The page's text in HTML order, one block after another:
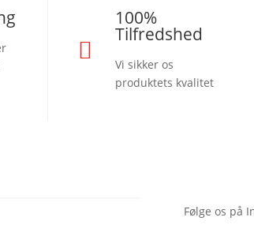

100%
Tilfredshed
Vi sikker os
produktets kvalitet
Følge os på